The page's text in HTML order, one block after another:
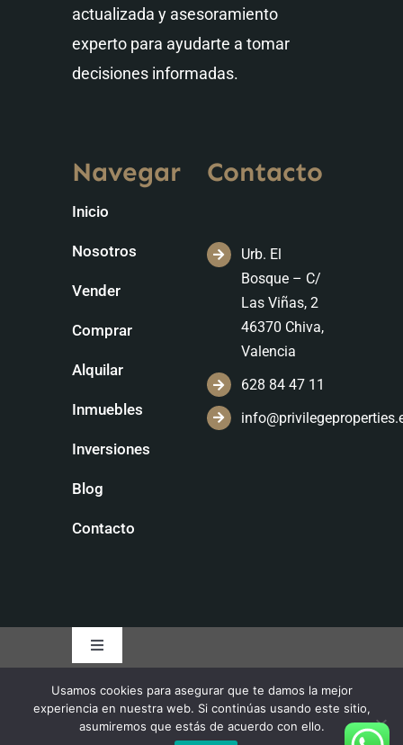
actualizada y asesoramiento
experto para ayudarte a tomar
decisiones informadas.
Navegar
Inicio
Nosotros
Vender
Comprar
Alquilar
Inmuebles
Inversiones
Blog
Contacto
Contacto
Urb. El
Bosque – C/
Las Viñas, 2
46370 Chiva,
Valencia
628 84 47 11
Política de privacidad
Usamos cookies para asegurar que te damos la mejor
experiencia en nuestra web. Si continúas usando este sitio,
asumiremos que estás de acuerdo con ello.